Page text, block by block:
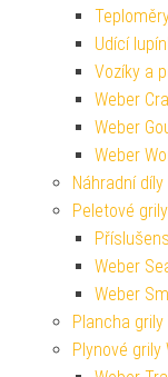
Udící
Vozíky a
Weber
Weber
Weber
Náhradní
Peletové
Weber
Weber
Plancha grily
Plynové grily